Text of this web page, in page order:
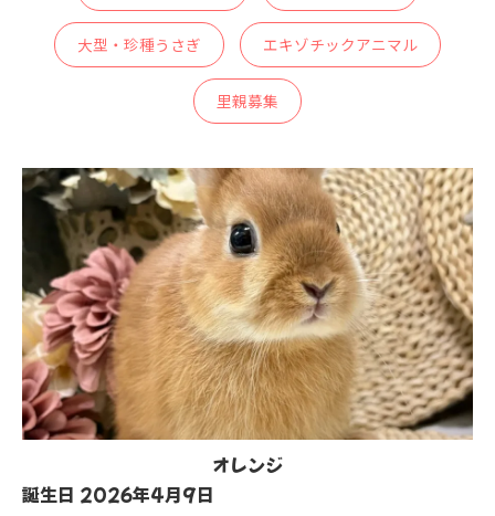
大型・珍種うさぎ エキゾチックアニマル
里親募集
オレンジ
誕生日 2026年4月9日